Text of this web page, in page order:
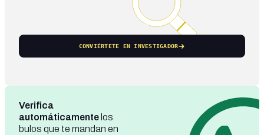
CONVIÉRTETE EN INVESTIGADOR
Verifica
automáticamente los
bulos que te mandan en